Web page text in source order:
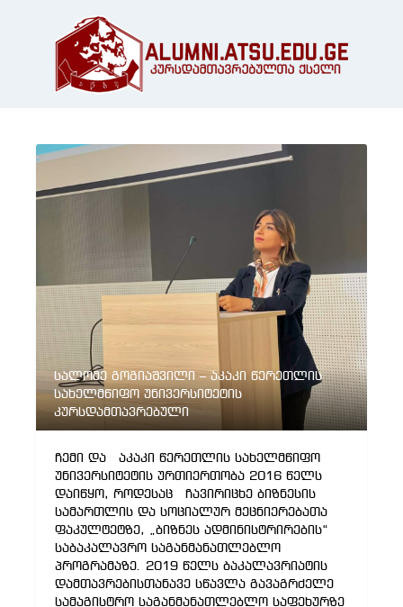
სალომე გოგიაშვილი – აკაკი წერეთლის
სახელმწიფო უნივერსიტეტის
კურსდამთავრებული
ჩემი და აკაკი წერეთლის სახელმწიფო
უნივერსიტეტის ურთიერთობა 2016 წელს
დაიწყო, როდესაც ჩავირიცხე ბიზნესის
სამართლის და სოციალურ მეცნიერებათა
ფაკულტეტზე, „ბიზნეს ადმინისტრირების“
საბაკალავრო საგანმანათლებლო
პროგრამაზე. 2019 წელს ბაკალავრიატის
დამთავრებისთანავე სწავლა გავაგრძელე
სამაგისტრო საგანმანათლებლო საფეხურზე